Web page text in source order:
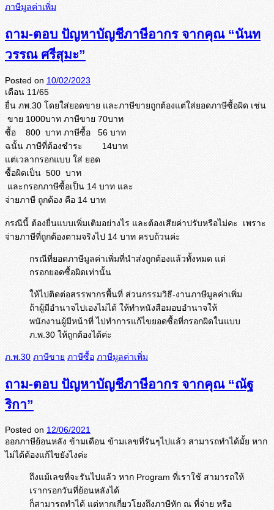
ภาษีมูลค่าเพิ่ม
ถาม-ตอบ ปัญหาบัญชีภาษีอากร จากคุณ “นันท
วรรณ ศรีสุมะ”
Posted on 10/02/2023
เดือน 11/65
ยื่น ภพ.30 โดยใส่ยอดขาย และภาษีขายถูกต้องแต่ใส่ยอดภาษีซื้อผิด เช่น
ขาย 1000บาท ภาษีขาย 70บาท
ซื้อ 800 บาท ภาษีซื้อ 56 บาท
ฉนั้น ภาษีที่ต้องชำระ 14บาท
แต่เวลากรอกแบบ ใส่ ยอด
ซื้อผิดเป็น 500 บาท
และกรอกภาษีซื้อเป็น 14 บาท และ
จ่ายภาษี ถูกต้อง คือ 14 บาท
กรณีนี้ ต้องยื่นแบบเพิ่มเติมอย่างไร และต้องเสียค่าปรับหรือไม่คะ เพราะ
จ่ายภาษีที่ถูกต้องตามจริงไป 14 บาท ครบถ้วนค่ะ
กรณีที่ยอดภาษีมูลค่าเพิ่มที่นำส่งถูกต้องแล้วทั้งหมด แต่
กรอกยอดซื้อผิดเท่านั้น
ให้ไปติดต่อสรรพากรพื้นที่ ส่วนกรรมวิธี-งานภาษีมูลค่าเพิ่ม
ถ้าผู้มีอำนาจไปเองไม่ได้ ให้ทำหนังสือมอบอำนาจให้
พนักงานผู้มีหน้าที่ ไปทำการแก้ไขยอดซื้อที่กรอกผิดในแบบ
ภ.พ.30 ให้ถูกต้องได้ค่ะ
ภ.พ.30 ภาษีขาย ภาษีซื้อ ภาษีมูลค่าเพิ่ม
ถาม-ตอบ ปัญหาบัญชีภาษีอากร จากคุณ “ณัฐ
ริกา”
Posted on 12/06/2021
ออกภาษีย้อนหลัง ข้ามเดือน ข้ามเลขที่รันๆไปแล้ว สามารถทำได้มั้ย หาก
ไม่ได้ต้องแก้ไขยังไงค่ะ
ถึงแม้เลขที่จะรันไปแล้ว หาก Program ที่เราใช้ สามารถให้
เรากรอกวันที่ย้อนหลังได้
ก็สามารถทำได้ แต่หากเกี่ยวโยงถึงภาษีหัก ณ ที่จ่าย หรือ